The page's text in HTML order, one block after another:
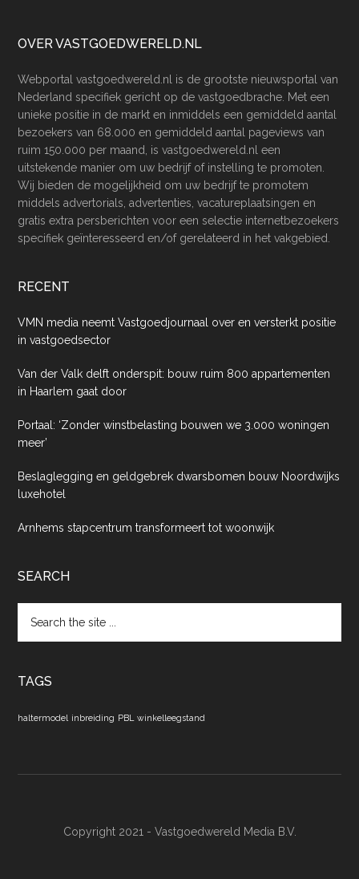
Footer
OVER VASTGOEDWERELD.NL
Webportal vastgoedwereld.nl is de grootste nieuwsportal van
Nederland specifiek gericht op de vastgoedbrache. Met een
unieke positie in de markt en inmiddels een gemiddeld aantal
bezoekers van 68.000 en gemiddeld aantal pageviews van
ruim 150.000 per maand, is vastgoedwereld.nl een
uitstekende manier om uw bedrijf of instelling te promoten.
Wij bieden de mogelijkheid om uw bedrijf te promotem
middels advertorials, advertenties, vacatureplaatsingen en
gratis extra persberichten voor een selectie internetbezoekers
specifiek geïnteresseerd en/of gerelateerd in het vakgebied.
RECENT
VMN media neemt Vastgoedjournaal over en versterkt positie
in vastgoedsector
Van der Valk delft onderspit: bouw ruim 800 appartementen
in Haarlem gaat door
Portaal: ‘Zonder winstbelasting bouwen we 3.000 woningen
meer’
Beslaglegging en geldgebrek dwarsbomen bouw Noordwijks
luxehotel
Arnhems stapcentrum transformeert tot woonwijk
SEARCH
the
TAGS
haltermodel inbreiding PBL winkelleegstand
Copyright 2021 - Vastgoedwereld Media B.V.